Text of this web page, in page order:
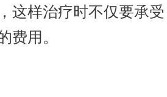
这样治疗时不仅要承受
费用。